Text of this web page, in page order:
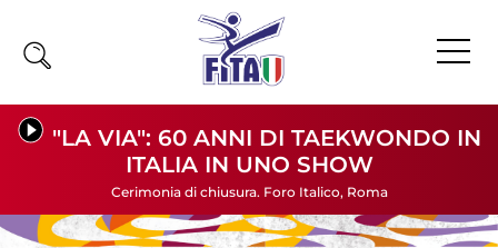
Home
Calendario
ITALIA IN UNO SHOW
Cerimonia di chiusura. Foro Italico, Roma